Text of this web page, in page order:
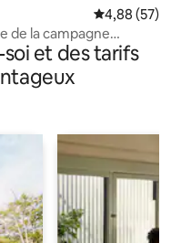
Évaluation
4,88 (57)
de la campagne
et des tarifs